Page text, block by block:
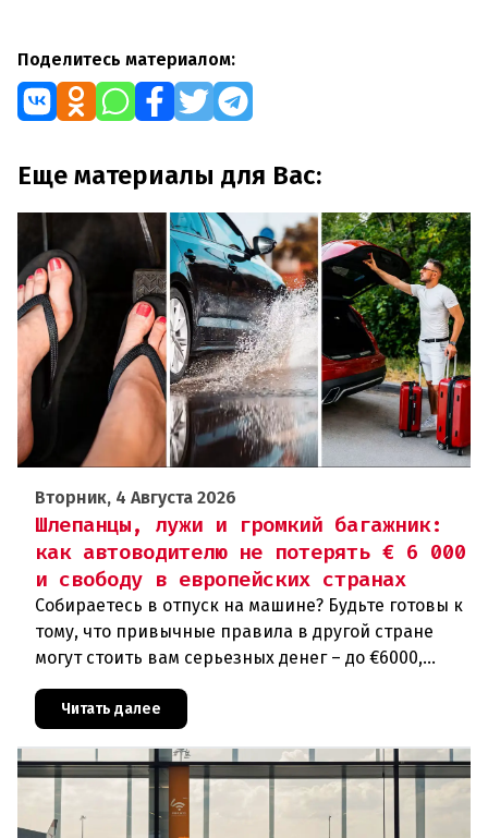
Поделитесь материалом:
Еще материалы для Вас:
Вторник, 4 Августа 2026
Шлепанцы, лужи и громкий багажник:
как автоводителю не потерять € 6 000
и свободу в европейских странах
Собираетесь в отпуск на машине? Будьте готовы к
тому, что привычные правила в другой стране
могут стоить вам серьезных денег – до €6000,
лишения прав или даже тюремного срока. От
громкого хлопка дверь
Читать далее